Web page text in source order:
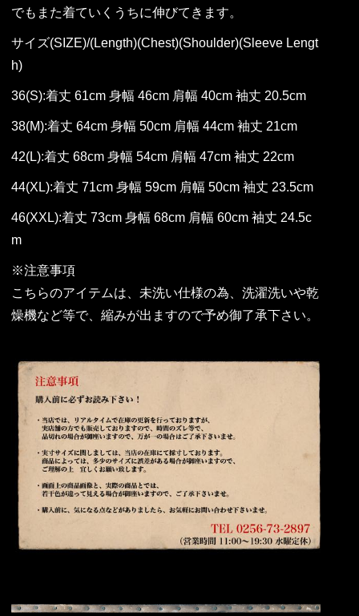
でもまた着ていくうちに伸びてきます。
サイズ(SIZE)/(Length)(Chest)(Shoulder)(Sleeve Lengt
h)
36(S):着丈 61cm 身幅 46cm 肩幅 40cm 袖丈 20.5cm
38(M):着丈 64cm 身幅 50cm 肩幅 44cm 袖丈 21cm
42(L):着丈 68cm 身幅 54cm 肩幅 47cm 袖丈 22cm
44(XL):着丈 71cm 身幅 59cm 肩幅 50cm 袖丈 23.5cm
46(XXL):着丈 73cm 身幅 68cm 肩幅 60cm 袖丈 24.5c
m
※注意事項
こちらのアイテムは、未洗い仕様の為、洗濯洗いや乾
燥機など等で、縮みが出ますので予め御了承下さい。